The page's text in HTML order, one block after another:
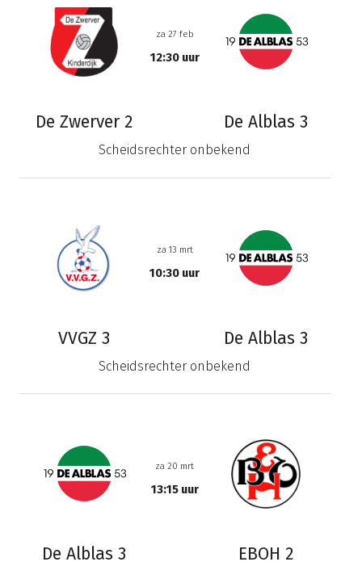
De Zwerver 2
za 27 feb
12:30 uur
De Alblas 3
Scheidsrechter onbekend
VVGZ 3
za 13 mrt
10:30 uur
De Alblas 3
Scheidsrechter onbekend
De Alblas 3
za 20 mrt
13:15 uur
EBOH 2